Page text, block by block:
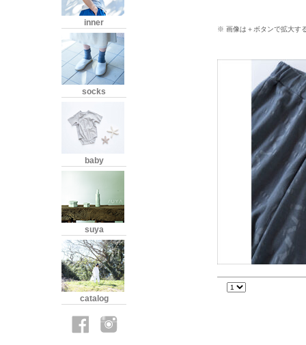
※ 画像は＋ボタンで拡大す
inner
socks
baby
suya
catalog